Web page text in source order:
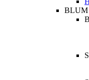
BLUM